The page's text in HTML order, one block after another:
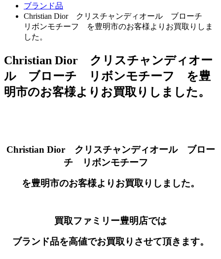
ブランド品
Christian Dior クリスチャンディオール ブローチ
リボンモチーフ を豊明市のお客様よりお買取りしま
した。
Christian Dior クリスチャンディオー
ル ブローチ リボンモチーフ を豊
明市のお客様よりお買取りしました。
Christian Dior クリスチャンディオール ブロー
チ リボンモチーフ
を豊明市のお客様よりお買取りしました。
買取ファミリー豊明店では
ブランド品を高値でお買取りさせて頂きます。